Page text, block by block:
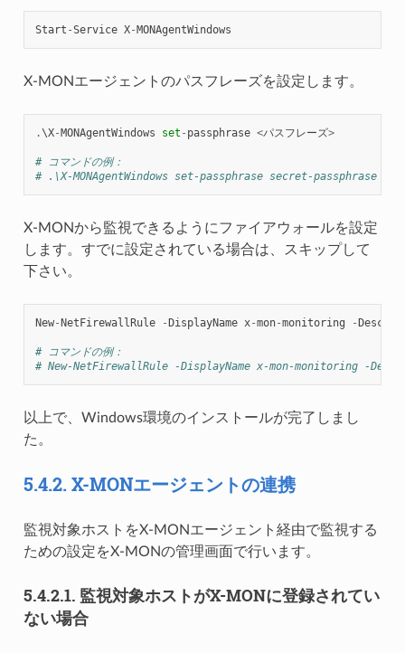
Start -Service X-MONAgentWindows
X-MONエージェントのパスフレーズを設定します。
.\X-MONAgentWindows set - passphrase <パスフレーズ>
# コマンドの例：
# .\X-MONAgentWindows set-passphrase secret-passphrase
X-MONから監視できるようにファイアウォールを設定
します。すでに設定されている場合は、スキップして
下さい。
New-NetFirewallRule -DisplayName x-mon-monitoring -
# コマンドの例：
# New-NetFirewallRule -DisplayName x-mon-monitoring -
以上で、Windows環境のインストールが完了しまし
た。
5.4.2. X-MONエージェントの連携
監視対象ホストをX-MONエージェント経由で監視する
ための設定をX-MONの管理画面で行います。
5.4.2.1. 監視対象ホストがX-MONに登録されてい
ない場合